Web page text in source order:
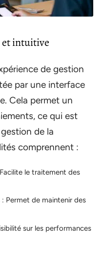
et intuitive
de gestion
par une interface
Cela permet un
ce qui est
de la
comprennent :
le traitement des
: Permet de maintenir des
sur les performances